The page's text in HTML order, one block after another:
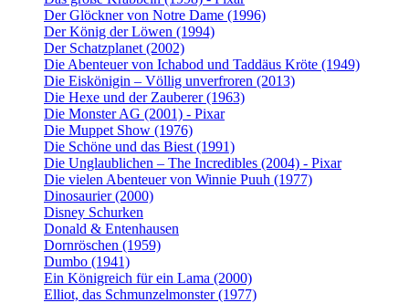
Der Glöckner von Notre Dame (1996)
Der König der Löwen (1994)
Der Schatzplanet (2002)
Die Abenteuer von Ichabod und Taddäus Kröte (1949)
Die Eiskönigin – Völlig unverfroren (2013)
Die Hexe und der Zauberer (1963)
Die Monster AG (2001) - Pixar
Die Muppet Show (1976)
Die Schöne und das Biest (1991)
Die Unglaublichen – The Incredibles (2004) - Pixar
Die vielen Abenteuer von Winnie Puuh (1977)
Dinosaurier (2000)
Disney Schurken
Donald & Entenhausen
Dornröschen (1959)
Dumbo (1941)
Ein Königreich für ein Lama (2000)
Elliot, das Schmunzelmonster (1977)